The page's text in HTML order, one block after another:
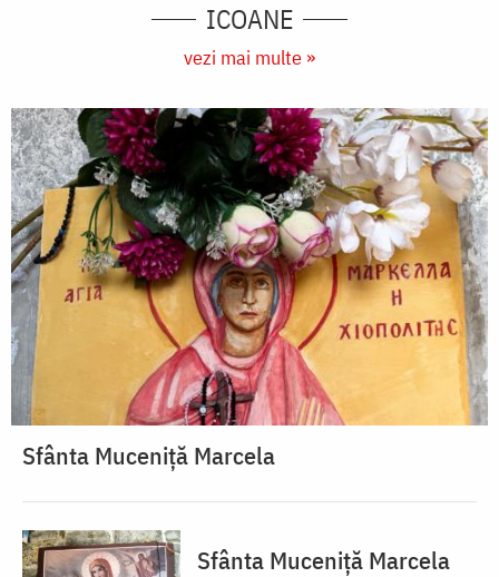
ICOANE
vezi mai multe »
Sfânta Muceniță Marcela
Sfânta Muceniță Marcela